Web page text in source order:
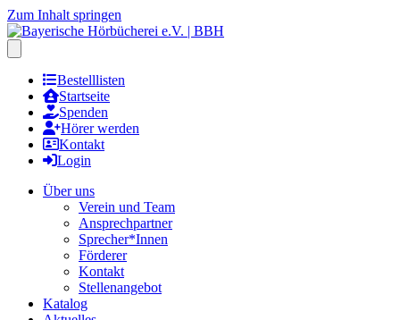
Zum Inhalt springen
Bestelllisten
Startseite
Spenden
Hörer werden
Kontakt
Login
Über uns
Verein und Team
Ansprechpartner
Sprecher*Innen
Förderer
Kontakt
Stellenangebot
Katalog